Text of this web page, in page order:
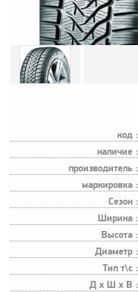
код :
наличие :
производитель :
маркировка :
Сезон :
Ширина :
Высота :
Диаметр :
Тип т\с :
Д х Ш х В :